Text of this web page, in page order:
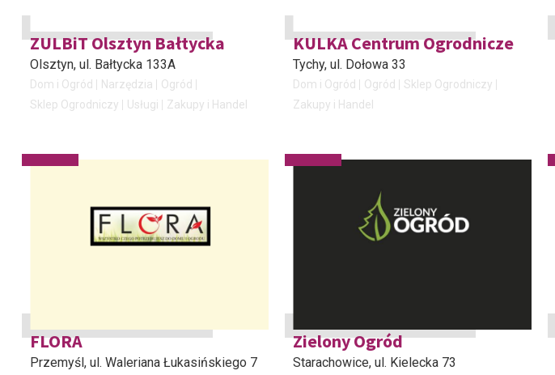
ZULBiT Olsztyn Bałtycka
Olsztyn, ul. Bałtycka 133A
Dom i Ogród Narzędzia
Ogród
Sklep Ogrodniczy
Usługi Zakupy i Handel
KULKA Centrum Ogrodnicze
Tychy, ul. Dołowa 33
Dom i Ogród Ogród
Sklep Ogrodniczy
Zakupy i Handel
FLORA
Przemyśl, ul. Waleriana Łukasińskiego 7
Zielony Ogród
Starachowice, ul. Kielecka 73